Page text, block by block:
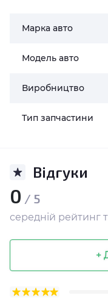
Марка авто
Модель авто
Виробництво
Тип запчастини
Відгуки
0 / 5
середній рейтинг
+